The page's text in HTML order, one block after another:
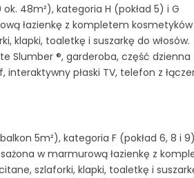
48m²), kategoria H (pokład 5) i G
łazienkę z kompletem kosmetyków
klapki, toaletkę i suszarkę do włosów.
Slumber ®, garderoba, część dzienna
płaski TV, telefon z
5m²), kategoria F (pokład 6, 8 i
w marmurową łazienkę z
szlaforki, klapki, toaletkę i